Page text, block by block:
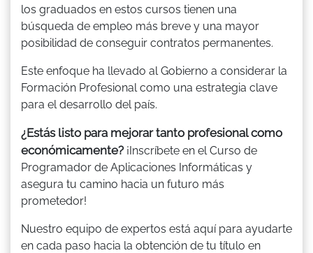
los graduados en estos cursos tienen una
búsqueda de empleo más breve y una mayor
posibilidad de conseguir contratos permanentes.
Este enfoque ha llevado al Gobierno a considerar la
Formación Profesional como una estrategia clave
para el desarrollo del país.
¿Estás listo para mejorar tanto profesional como
económicamente? ¡Inscríbete en el Curso de
Programador de Aplicaciones Informáticas y
asegura tu camino hacia un futuro más
prometedor!
Nuestro equipo de expertos está aquí para ayudarte
en cada paso hacia la obtención de tu título en